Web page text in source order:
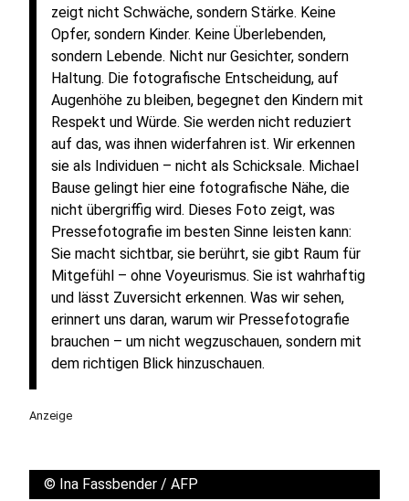
zeigt nicht Schwäche, sondern Stärke. Keine
Opfer, sondern Kinder. Keine Überlebenden,
sondern Lebende. Nicht nur Gesichter, sondern
Haltung. Die fotografische Entscheidung, auf
Augenhöhe zu bleiben, begegnet den Kindern mit
Respekt und Würde. Sie werden nicht reduziert
auf das, was ihnen widerfahren ist. Wir erkennen
sie als Individuen – nicht als Schicksale. Michael
Bause gelingt hier eine fotografische Nähe, die
nicht übergriffig wird. Dieses Foto zeigt, was
Pressefotografie im besten Sinne leisten kann:
Sie macht sichtbar, sie berührt, sie gibt Raum für
Mitgefühl – ohne Voyeurismus. Sie ist wahrhaftig
und lässt Zuversicht erkennen. Was wir sehen,
erinnert uns daran, warum wir Pressefotografie
brauchen – um nicht wegzuschauen, sondern mit
dem richtigen Blick hinzuschauen.
Anzeige
© Ina Fassbender / AFP